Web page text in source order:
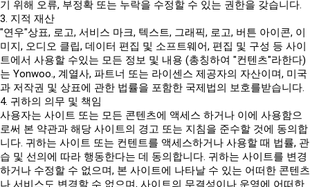
기 위해 오류, 부정확 또는 누락을 수정할 수 있는 권한을 갖습니다.
3. 지적 재산
"연우"상표, 로고, 서비스 마크, 텍스트, 그래픽, 로고, 버튼 아이콘, 이
미지, 오디오 클립, 데이터 편집 및 소프트웨어, 편집 및 구성 등 사이
트에서 사용할 수있는 모든 정보 및 내용 (총칭하여 "컨텐츠"라한다)
는 Yonwoo., 계열사, 파트너 또는 라이센스 제공자의 자산이며, 미국
과 저작권 및 상표에 관한 법률을 포함한 국제법의 보호를받습니다.
4. 귀하의 의무 및 책임
사용자는 사이트 또는 모든 콘텐츠에 액세스 하거나 이에 사용함으
로써 본 약관과 해당 사이트의 경고 또는 지침을 준수할 것에 동의합
니다. 귀하는 사이트 또는 컨텐트를 액세스하거나 사용할 때 법률, 관
습 및 선의에 따라 행동한다는 데 동의합니다. 귀하는 사이트를 변경
하거나 수정할 수 없으며, 본 사이트에 나타날 수 있는 어떠한 콘텐츠
나 서비스도 변경할 수 없으며, 사이트의 무결성이나 운영에 어떠한